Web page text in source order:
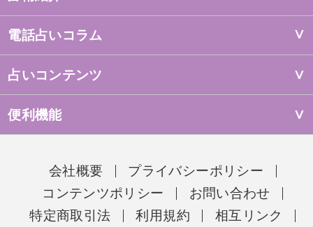
電話占いコラム
占いコンテンツ
便利機能
会社概要
プライバシーポリシー
コンテンツポリシー
お問い合わせ
特定商取引法
利用規約 相互リンク